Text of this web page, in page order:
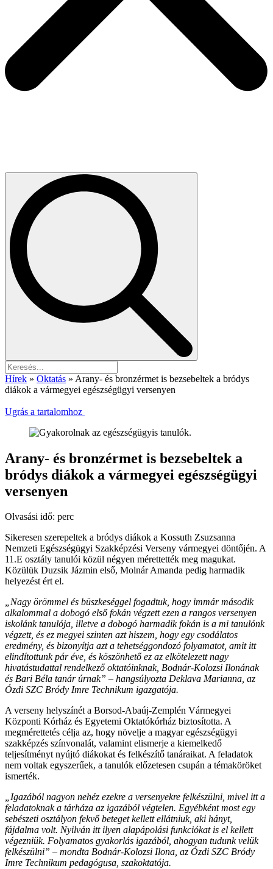
Hírek » Oktatás » Arany- és bronzérmet is bezsebeltek a bródys
diákok a vármegyei egészségügyi versenyen
Ugrás a tartalomhoz
Arany- és bronzérmet is bezsebeltek a
bródys diákok a vármegyei egészségügyi
versenyen
Olvasási idő: perc
Sikeresen szerepeltek a bródys diákok a Kossuth Zsuzsanna
Nemzeti Egészségügyi Szakképzési Verseny vármegyei döntőjén. A
11.E osztály tanulói közül négyen mérettették meg magukat.
Közülük Duzsik Jázmin első, Molnár Amanda pedig harmadik
helyezést ért el.
„Nagy örömmel és büszkeséggel fogadtuk, hogy immár második
alkalommal a dobogó első fokán végzett ezen a rangos versenyen
iskolánk tanulója, illetve a dobogó harmadik fokán is a mi tanulónk
végzett, és ez megyei szinten azt hiszem, hogy egy csodálatos
eredmény, és bizonyítja azt a tehetséggondozó folyamatot, amit itt
elindítottunk pár éve, és köszönhető ez az elkötelezett nagy
hivatástudattal rendelkező oktatóinknak, Bodnár-Kolozsi Ilonának
és Bari Béla tanár úrnak” – hangsúlyozta Deklava Marianna, az
Ózdi SZC Bródy Imre Technikum igazgatója.
A verseny helyszínét a Borsod-Abaúj-Zemplén Vármegyei
Központi Kórház és Egyetemi Oktatókórház biztosította. A
megmérettetés célja az, hogy növelje a magyar egészségügyi
szakképzés színvonalát, valamint elismerje a kiemelkedő
teljesítményt nyújtó diákokat és felkészítő tanáraikat. A feladatok
nem voltak egyszerűek, a tanulók előzetesen csupán a témaköröket
ismerték.
„Igazából nagyon nehéz ezekre a versenyekre felkészülni, mivel itt a
feladatoknak a tárháza az igazából végtelen. Egyébként most egy
sebészeti osztályon fekvő beteget kellett ellátniuk, aki hányt,
fájdalma volt. Nyilván itt ilyen alapápolási funkciókat is el kellett
végezniük. Folyamatos gyakorlás igazából, ahogyan tudunk velük
felkészülni” – mondta Bodnár-Kolozsi Ilona, az Ózdi SZC Bródy
Imre Technikum pedagógusa, szakoktatója.